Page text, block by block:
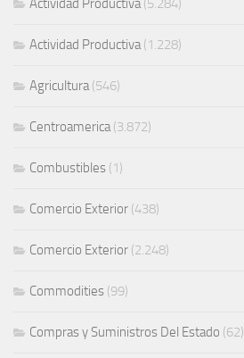
Actividad Productiva(5.284)
Actividad Productiva(1.228)
Agricultura(546)
Centroamerica(3.872)
Combustibles (1)
Comercio Exterior (438)
Comercio Exterior (2.248)
Commodities (99)
Compras y Suministros Del Estado (62)